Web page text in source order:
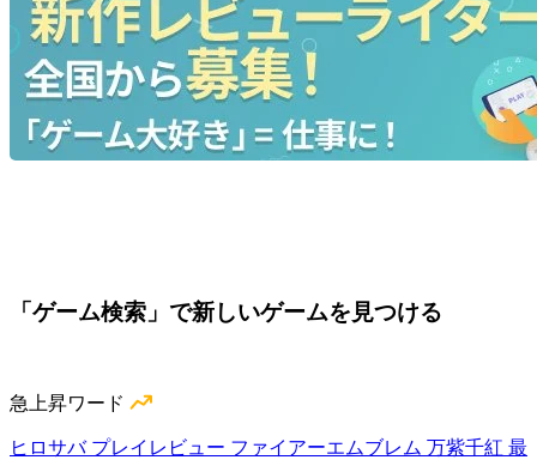
「ゲーム検索」で新しいゲームを見つける
急上昇ワード
ヒロサバ プレイレビュー ファイアーエムブレム 万紫千紅 最